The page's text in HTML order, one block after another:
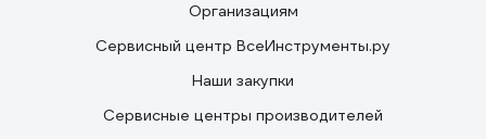
Организациям
Сервисный центр ВсеИнструменты.ру
Наши закупки
Сервисные центры производителей